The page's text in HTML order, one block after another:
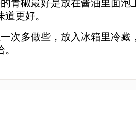
青椒最好是放在酱油里面泡
道更好。
次多做些，放入冰箱里冷藏